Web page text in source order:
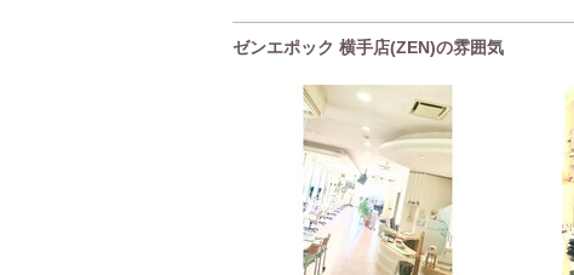
ゼンエポック 横手店(ZEN)の雰囲気